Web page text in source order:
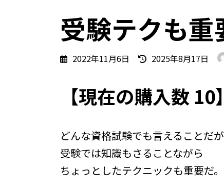
受験テクも重
2022年11月6日
最
新
日
2025年8月17日
【現在の購入数 10】
どんな資格試験でも言えることだが
受験では知識もさることながら
ちょっとしたテクニックも重要だ。